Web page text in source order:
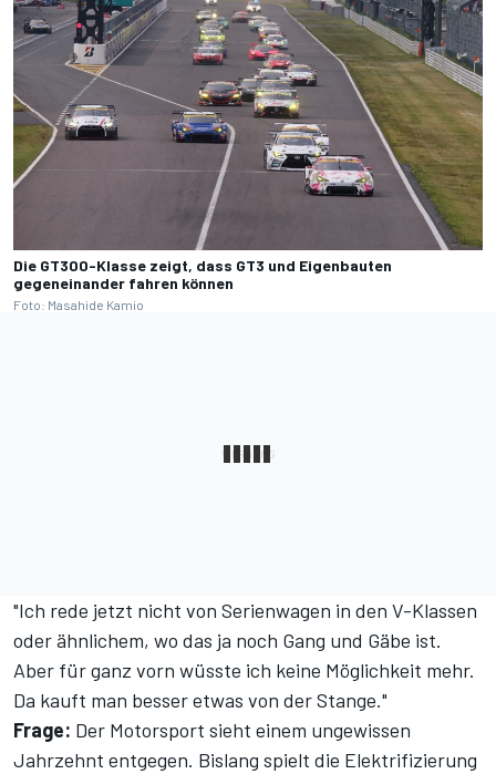
Die GT300-Klasse zeigt, dass GT3 und Eigenbauten
gegeneinander fahren können
Foto: Masahide Kamio
"Ich rede jetzt nicht von Serienwagen in den V-Klassen
oder ähnlichem, wo das ja noch Gang und Gäbe ist.
Aber für ganz vorn wüsste ich keine Möglichkeit mehr.
Da kauft man besser etwas von der Stange."
Frage: Der Motorsport sieht einem ungewissen
Jahrzehnt entgegen. Bislang spielt die Elektrifizierung